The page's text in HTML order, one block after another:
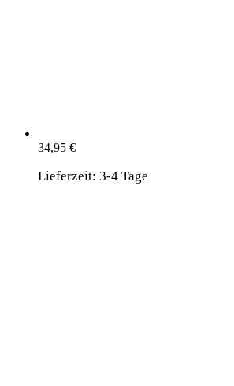
34,95 €
Lieferzeit: 3-4 Tage